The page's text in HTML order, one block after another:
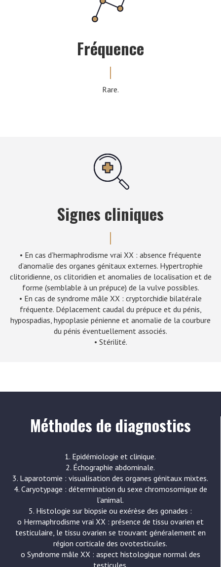
Fréquence
Rare.
Signes cliniques
• En cas d’hermaphrodisme vrai XX : absence fréquente
d’anomalie des organes génitaux externes. Hypertrophie
clitoridienne, os clitoridien et anomalies de localisation et de
forme (semblable à un prépuce) de la vulve possibles.
• En cas de syndrome mâle XX : cryptorchidie bilatérale
fréquente. Déplacement caudal du prépuce et du pénis,
hypospadias, hypoplasie pénienne et anomalie de la courbure
du pénis éventuellement associés.
• Stérilité.
Méthodes de diagnostics
1. Epidémiologie et clinique.
2. Échographie abdominale.
3. Laparotomie : visualisation des organes génitaux mixtes.
4. Caryotypage : détermination du sexe chromosomique de
l’animal.
5. Histologie sur biopsie ou exérèse des gonades :
o Hermaphrodisme vrai XX : présence de tissu ovarien et
testiculaire, le tissu ovarien se trouvant généralement en
région corticale des ovotesticules.
o Syndrome mâle XX : aspect histologique normal des